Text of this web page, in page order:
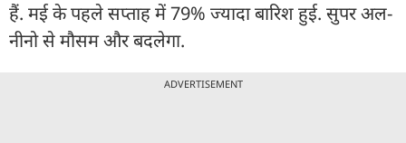
हैं. मई के पहले सप्ताह में 79% ज्यादा बारिश हुई. सुपर अल-
नीनो से मौसम और बदलेगा.
ADVERTISEMENT